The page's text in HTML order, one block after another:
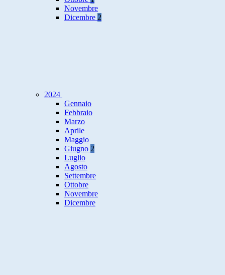
Novembre
Dicembre 2
2024
Gennaio
Febbraio
Marzo
Aprile
Maggio
Giugno 2
Luglio
Agosto
Settembre
Ottobre
Novembre
Dicembre